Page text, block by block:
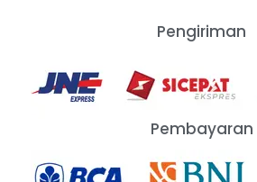
Pengiriman
Pembayaran